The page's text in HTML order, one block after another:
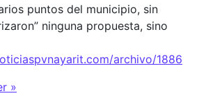
puntos del municipio, sin
ninguna propuesta, sino
archivo/1886
»